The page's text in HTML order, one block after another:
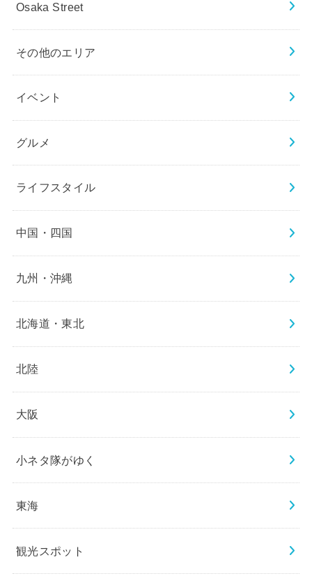
Osaka Street
その他のエリア
イベント
グルメ
ライフスタイル
中国・四国
九州・沖縄
北海道・東北
北陸
大阪
小ネタ隊がゆく
東海
観光スポット